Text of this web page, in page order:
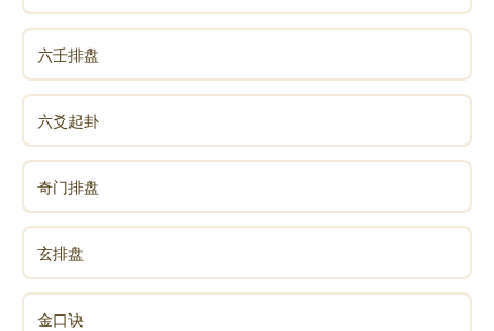
六壬排盘
六爻起卦
奇门排盘
玄排盘
金口诀